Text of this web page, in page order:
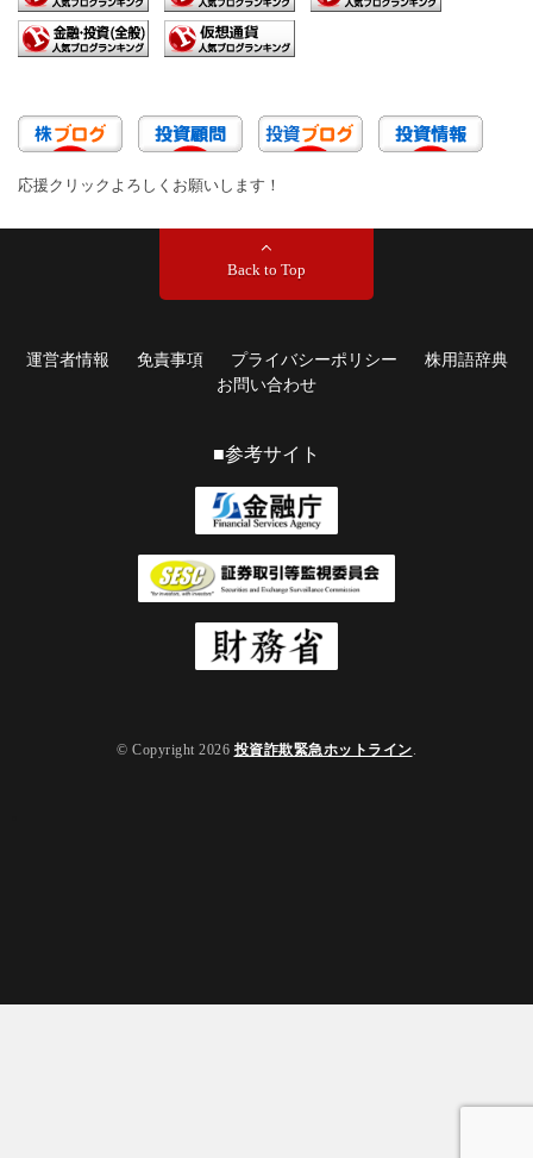
応援クリックよろしくお願いします！
Back to Top
運営者情報 免責事項 プライバシーポリシー
株用語辞典
お問い合わせ
■参考サイト
© Copyright 2026 投資詐欺緊急ホットライン